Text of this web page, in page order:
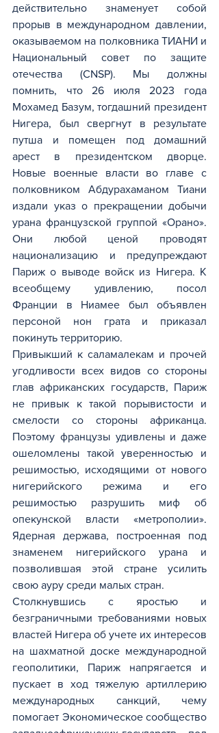
действительно знаменует собой
прорыв в международном давлении,
оказываемом на полковника ТИАНИ и
Национальный совет по защите
отечества (CNSP). Мы должны
помнить, что 26 июля 2023 года
Мохамед Базум, тогдашний президент
Нигера, был свергнут в результате
путша и помещен под домашний
арест в президентском дворце.
Новые военные власти во главе с
полковником Абдурахаманом Тиани
издали указ о прекращении добычи
урана французской группой «Орано».
Они любой ценой проводят
национализацию и предупреждают
Париж о выводе войск из Нигера. К
всеобщему удивлению, посол
Франции в Ниамее был объявлен
персоной нон грата и приказал
покинуть территорию.
Привыкший к саламалекам и прочей
угодливости всех видов со стороны
глав африканских государств, Париж
не привык к такой порывистости и
смелости со стороны африканца.
Поэтому французы удивлены и даже
ошеломлены такой уверенностью и
решимостью, исходящими от нового
нигерийского режима и его
решимостью разрушить миф об
опекунской власти «метрополии».
Ядерная держава, построенная под
знаменем нигерийского урана и
позволившая этой стране усилить
свою ауру среди малых стран.
Столкнувшись с яростью и
безграничными требованиями новых
властей Нигера об учете их интересов
на шахматной доске международной
геополитики, Париж напрягается и
пускает в ход тяжелую артиллерию
международных санкций, чему
помогает Экономическое сообщество